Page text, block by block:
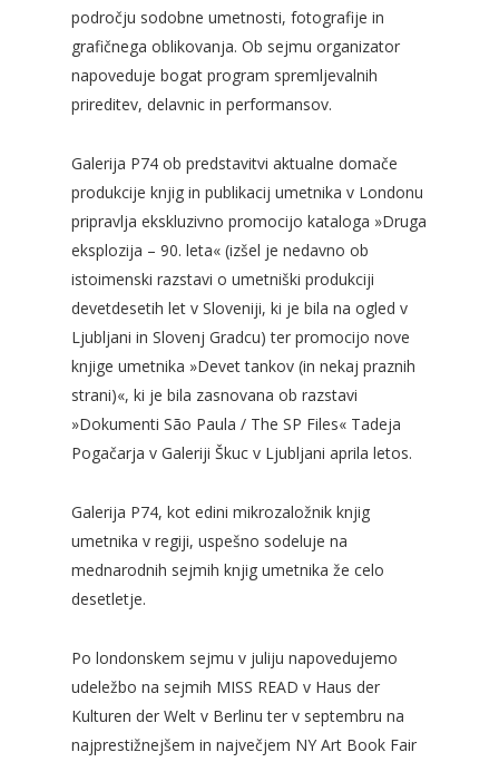
področju sodobne umetnosti, fotografije in
grafičnega oblikovanja. Ob sejmu organizator
napoveduje bogat program spremljevalnih
prireditev, delavnic in performansov.
Galerija P74 ob predstavitvi aktualne domače
produkcije knjig in publikacij umetnika v Londonu
pripravlja ekskluzivno promocijo kataloga »Druga
eksplozija – 90. leta« (izšel je nedavno ob
istoimenski razstavi o umetniški produkciji
devetdesetih let v Sloveniji, ki je bila na ogled v
Ljubljani in Slovenj Gradcu) ter promocijo nove
knjige umetnika »Devet tankov (in nekaj praznih
strani)«, ki je bila zasnovana ob razstavi
»Dokumenti São Paula / The SP Files« Tadeja
Pogačarja v Galeriji Škuc v Ljubljani aprila letos.
Galerija P74, kot edini mikrozaložnik knjig
umetnika v regiji, uspešno sodeluje na
mednarodnih sejmih knjig umetnika že celo
desetletje.
Po londonskem sejmu v juliju napovedujemo
udeležbo na sejmih MISS READ v Haus der
Kulturen der Welt v Berlinu ter v septembru na
najprestižnejšem in največjem NY Art Book Fair